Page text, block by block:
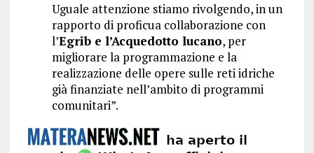
Uguale attenzione stiamo rivolgendo, in un
rapporto di proficua collaborazione con
l’Egrib e l’Acquedotto lucano, per
migliorare la programmazione e la
realizzazione delle opere sulle reti idriche
già finanziate nell’ambito di programmi
comunitari”.